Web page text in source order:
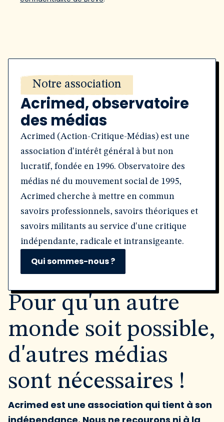
Notre association
Acrimed, observatoire
des médias
Acrimed (Action-Critique-Médias) est une
association d'intérêt général à but non
lucratif, fondée en 1996. Observatoire des
médias né du mouvement social de 1995,
Acrimed cherche à mettre en commun
savoirs professionnels, savoirs théoriques et
savoirs militants au service d'une critique
indépendante, radicale et intransigeante.
Qui sommes-nous ?
Pour qu'un autre
monde soit possible,
d'autres médias
sont nécessaires !
Acrimed est une association qui tient à son